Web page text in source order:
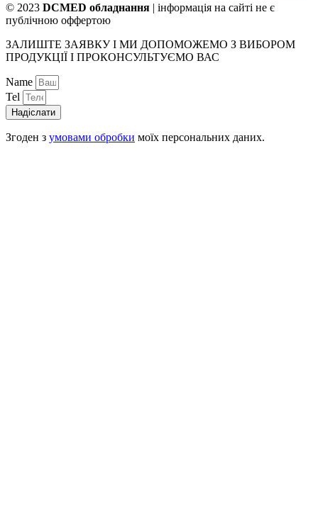
© 2023 DCMED обладнання | інформація на сайті не є
публічною оффертою
ЗАЛИШТЕ ЗАЯВКУ І МИ ДОПОМОЖЕМО З ВИБОРОМ
ПРОДУКЦІЇ І ПРОКОНСУЛЬТУЄМО ВАС
Name
Tel
Надіслати
Згоден з умовами обробки моїх персональних даних.